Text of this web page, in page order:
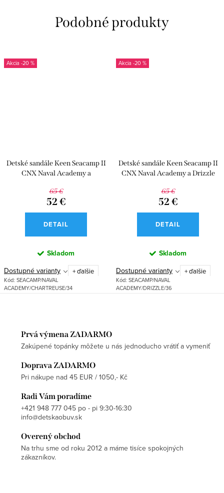
-20 %
Detské sandále Keen Seacamp II
CNX Naval Academy a
65 €
52 €
DETAIL
Skladom
Dostupné varianty
+ ďalšie
Kód: SEACAMP/NAVAL
ACADEMY/CHARTREUSE/34
-20 %
Detské sandále Keen Seacamp II
CNX Naval Academy a Drizzle
65 €
52 €
DETAIL
Skladom
Dostupné varianty
+ ďalšie
Kód: SEACAMP/NAVAL
ACADEMY/DRIZZLE/36
Prvá výmena ZADARMO
Zakúpené topánky môžete u nás jednoducho vrátiť a vymeniť
Doprava ZADARMO
Pri nákupe nad 45 EUR / 1050,- Kč
Radi Vám poradíme
+421 948 777 045 po - pi 9:30-16:30
info@detskaobuv.sk
Overený obchod
Na trhu sme od roku 2012 a máme tisíce spokojných
zákazníkov.